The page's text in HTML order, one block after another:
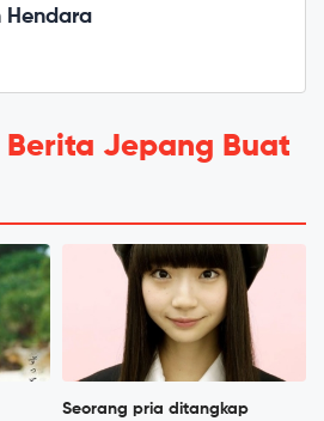
Hendara
Berita Jepang Buat
Seorang pria ditangkap